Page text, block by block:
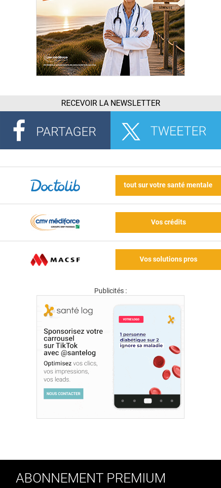
RECEVOIR LA NEWSLETTER
tout sur votre santé mentale
Vos crédits
Vos solutions pros
Publicités :
ABONNEMENT PREMIUM